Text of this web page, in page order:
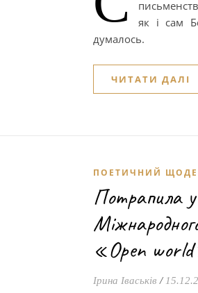
як і сам
думалось.
ЧИТАТИ ДАЛІ
ПОЕТИЧНИЙ
Потрапила
«Open
Ірина Іваськів /